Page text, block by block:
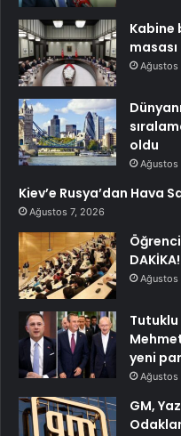
Kabine
Ağustos
oldu
Ağustos
Kiev’e Rusya’dan Hava
Ağustos 7, 2026
Ağustos
Tutuklu
yeni
Ağustos
GM,